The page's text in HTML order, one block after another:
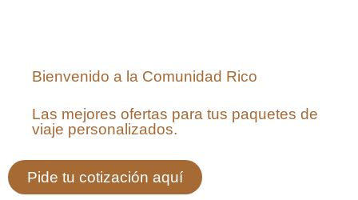
Bienvenido a la Comunidad Rico
Las mejores ofertas para tus paquetes de
viaje personalizados.
Pide tu cotización aquí